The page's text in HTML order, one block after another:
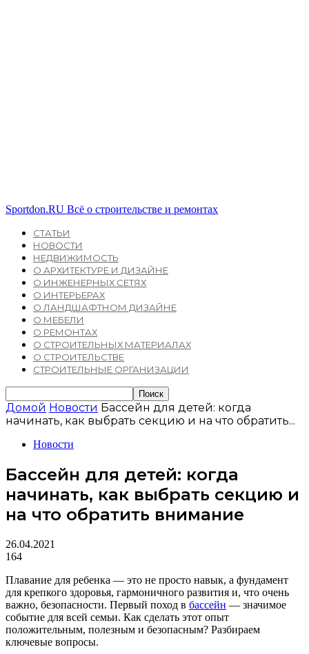
Sportdon.RU Всё о строительстве и ремонтах
СТАТЬИ
НОВОСТИ
НЕДВИЖИМОСТЬ
О АРХИТЕКТУРЕ И ДИЗАЙНЕ
О ИНЖЕНЕРНЫХ СЕТЯХ
О ИНТЕРЬЕРАХ
О ЛАНДШАФТНОМ ДИЗАЙНЕ
О МЕБЕЛИ
О РЕМОНТАХ
О СТРОИТЕЛЬНЫХ МАТЕРИАЛАХ
О СТРОИТЕЛЬСТВЕ
СТРОИТЕЛЬНЫЕ ОРГАНИЗАЦИИ
Домой Новости Бассейн для детей: когда
начинать, как выбрать секцию и на что обратить...
Новости
Бассейн для детей: когда
начинать, как выбрать секцию и
на что обратить внимание
26.04.2021
164
Плавание для ребенка — это не просто навык, а фундамент
для крепкого здоровья, гармоничного развития и, что очень
важно, безопасности. Первый поход в бассейн — значимое
событие для всей семьи. Как сделать этот опыт
положительным, полезным и безопасным? Разбираем
ключевые вопросы.